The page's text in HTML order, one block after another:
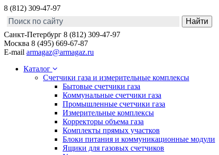
8 (812) 309-47-97
Санкт-Петербург 8 (812) 309-47-97
Москва 8 (495) 669-67-87
E-mail armagaz@armagaz.ru
Каталог
Счетчики газа и измерительные комплексы
Бытовые счетчики газа
Коммунальные счетчики газа
Промышленные счетчики газа
Измерительные комплексы
Корректоры объема газа
Комплекты прямых участков
Блоки питания и коммуникационные модули
Ящики для газовых счетчиков